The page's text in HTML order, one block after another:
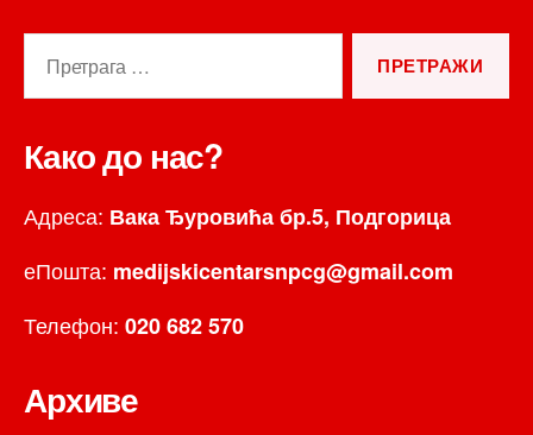
Како до нас?
Адреса: Вака Ђуровића бр.5, Подгорица
еПошта: medijskicentarsnpcg@gmail.com
Телефон: 020 682 570
Архиве